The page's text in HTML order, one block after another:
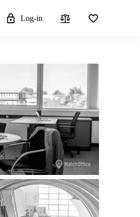
Log-in